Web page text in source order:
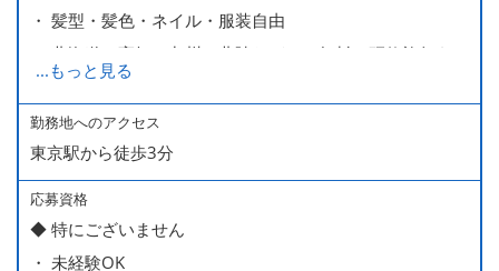
・ 髪型・髪色・ネイル・服装自由
・ 北海道や高知、九州、北陸などへの無料の研修旅行あり
ます
・ 無料の美味しい まかない食 あり
...もっと見る
勤務地へのアクセス
東京駅から徒歩3分
応募資格
◆ 特にございません
・ 未経験OK